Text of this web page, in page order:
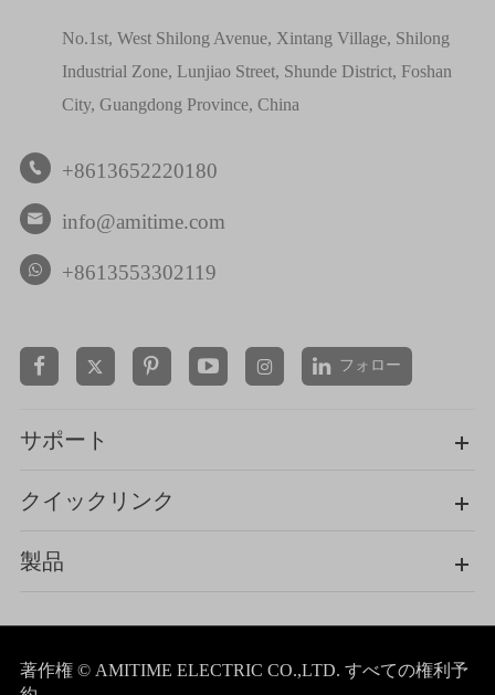
No.1st, West Shilong Avenue, Xintang Village, Shilong
Industrial Zone, Lunjiao Street, Shunde District, Foshan
City, Guangdong Province, China
 +8613652220180
 info@amitime.com
+8613553302119
  フォロー
サポート
クイックリンク
製品
著作権 © AMITIME ELECTRIC CO.,LTD. すべての権利予